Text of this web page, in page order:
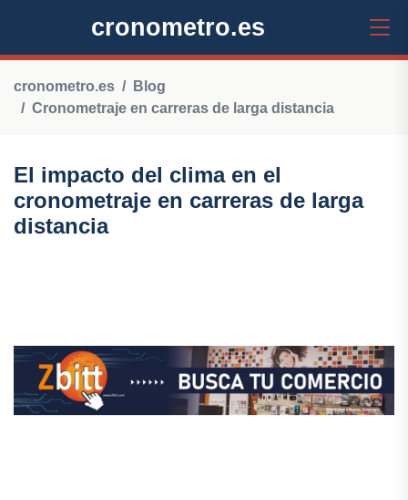
cronometro.es
cronometro.es
Blog
Cronometraje en carreras de larga distancia
El impacto del clima en el
cronometraje en carreras de larga
distancia